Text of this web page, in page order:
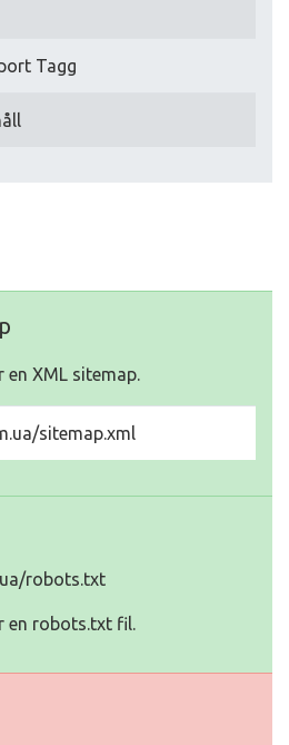
Tagg
en XML sitemap.
sitemap.xml
robots.txt
en robots.txt fil.